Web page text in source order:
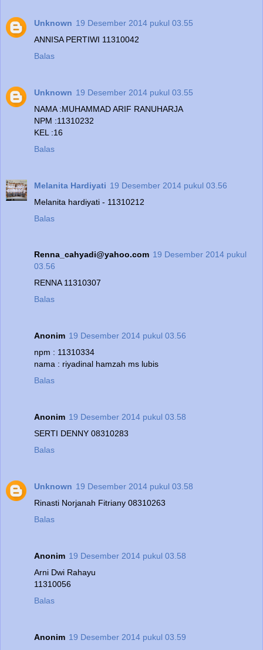
Unknown 19 Desember 2014 pukul 03.55
ANNISA PERTIWI 11310042
Balas
Unknown 19 Desember 2014 pukul 03.55
NAMA :MUHAMMAD ARIF RANUHARJA
NPM :11310232
KEL :16
Balas
Melanita Hardiyati 19 Desember 2014 pukul 03.56
Melanita hardiyati - 11310212
Balas
Renna_cahyadi@yahoo.com 19 Desember 2014 pukul
03.56
RENNA 11310307
Balas
Anonim 19 Desember 2014 pukul 03.56
npm : 11310334
nama : riyadinal hamzah ms lubis
Balas
Anonim 19 Desember 2014 pukul 03.58
SERTI DENNY 08310283
Balas
Unknown 19 Desember 2014 pukul 03.58
Rinasti Norjanah Fitriany 08310263
Balas
Anonim 19 Desember 2014 pukul 03.58
Arni Dwi Rahayu
11310056
Balas
Anonim 19 Desember 2014 pukul 03.59